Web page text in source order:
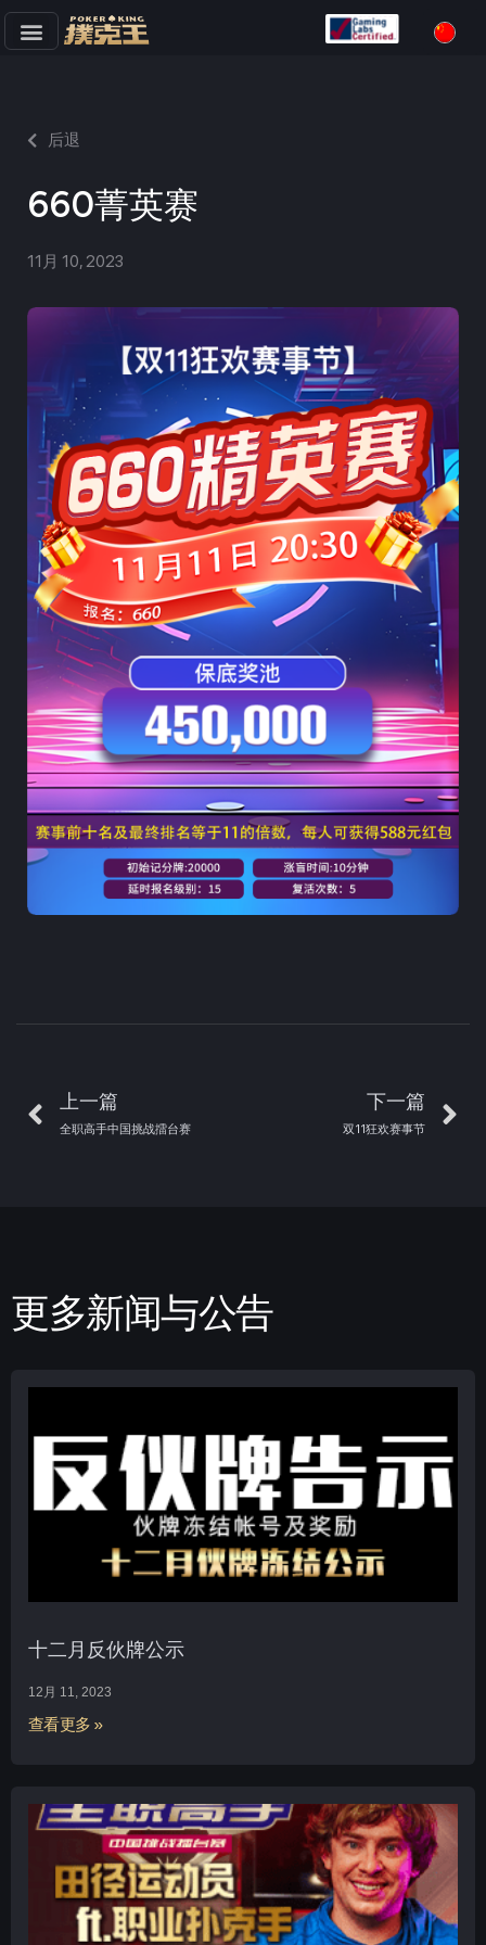
文
后退
660菁英赛
11月 10, 2023
上一篇
全职高手中国挑战擂台赛
下一篇
双11狂欢赛事节
更多新闻与公告
十二月反伙牌公示
12月 11, 2023
查看更多 »